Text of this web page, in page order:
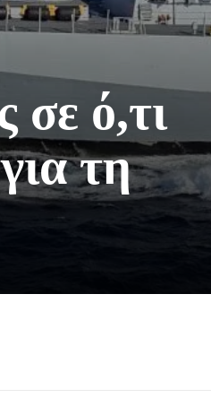
σε ό,τι
τη